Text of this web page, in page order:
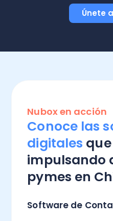
Únete
Nubox en acción
Conoce las
digitales
impulsando
pymes en
Software de